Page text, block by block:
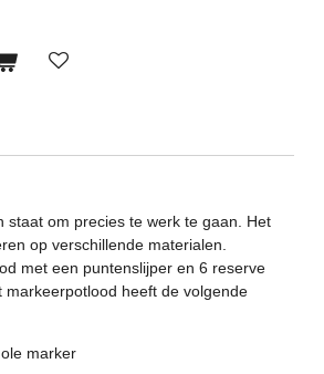
staat om precies te werk te gaan. Het
op verschillende materialen.
met een puntenslijper en 6 reserve
heeft de volgende
marker